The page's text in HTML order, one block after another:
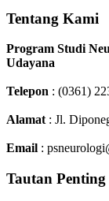
Tentang Kami
Program Studi
Udayana
Telepon : (0361)
Alamat : Jl.
Email :
Tautan Penting